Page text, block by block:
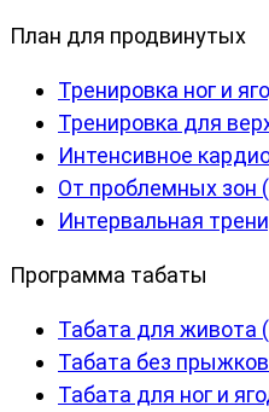
План для продвинутых
Тренировка ног и
Тренировка для
Интенсивное
От проблемных зон
Интервальная
Программа табаты
Табата для живота
Табата без
Табата для ног и